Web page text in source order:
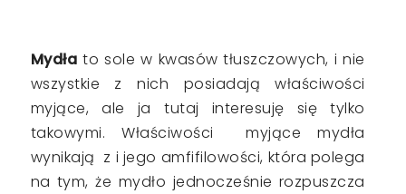
Mydła to sole w kwasów tłuszczowych, i nie
wszystkie z nich posiadają właściwości
myjące, ale ja tutaj interesuję się tylko
takowymi. Właściwości myjące mydła
wynikają z i jego amfifilowości, która polega
na tym, że mydło jednocześnie rozpuszcza